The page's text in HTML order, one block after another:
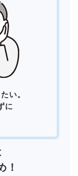
い。
に
！